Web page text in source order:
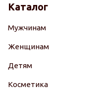
Каталог
Мужчинам
Женщинам
Детям
Косметика